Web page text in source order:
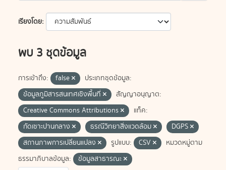
เรียงโดย
พบ 3 ชุดข้อมูล
การเข้าถึง: false
ประเภทชุดข้อมูล:
ข้อมูลภูมิสารสนเทศเชิงพื้นที่
สัญญาอนุญาต:
Creative Commons Attributions
แท็ค:
กัดเซาะปานกลาง
ธรณีวิทยาสิ่งแวดล้อม
DGPS
สถานภาพการเปลี่ยนแปลง
รูปแบบ: CSV
หมวดหมู่ตาม
ธรรมาภิบาลข้อมูล:
ข้อมูลสาธารณะ